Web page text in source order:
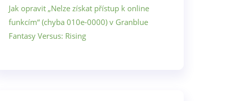
Jak opravit „Nelze získat přístup k online
funkcím“ (chyba 010e-0000) v Granblue
Fantasy Versus: Rising